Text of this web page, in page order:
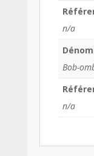
n/a
Bob-
n/a